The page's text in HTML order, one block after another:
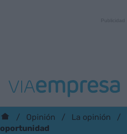
Opinión La opinión
oportunidad